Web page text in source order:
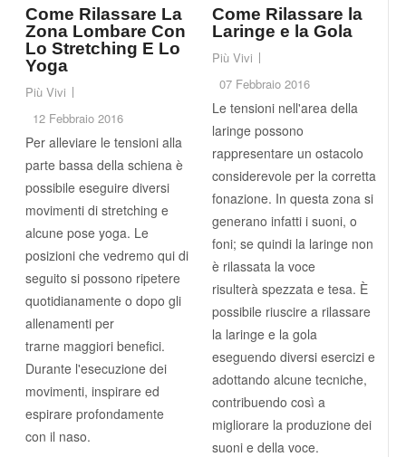
Fitness
Viaggi & Vacanze
Come Rilassare La
Zona Lombare Con
Lo Stretching E Lo
Yoga
Più Vivi
12 Febbraio 2016
Per alleviare le tensioni alla
parte bassa della schiena è
possibile eseguire diversi
movimenti di stretching e
alcune pose yoga. Le
posizioni che vedremo qui di
seguito si possono ripetere
quotidianamente o dopo gli
allenamenti per
trarne maggiori benefici.
Durante l'esecuzione dei
movimenti, inspirare ed
espirare profondamente
con il naso.
Come Rilassare la
Laringe e la Gola
Più Vivi
07 Febbraio 2016
Le tensioni nell'area della
laringe possono
rappresentare un ostacolo
considerevole per la corretta
fonazione. In questa zona si
generano infatti i suoni, o
foni; se quindi la laringe non
è rilassata la voce
risulterà spezzata e tesa. È
possibile riuscire a rilassare
la laringe e la gola
eseguendo diversi esercizi e
adottando alcune tecniche,
contribuendo così a
migliorare la produzione dei
suoni e della voce.